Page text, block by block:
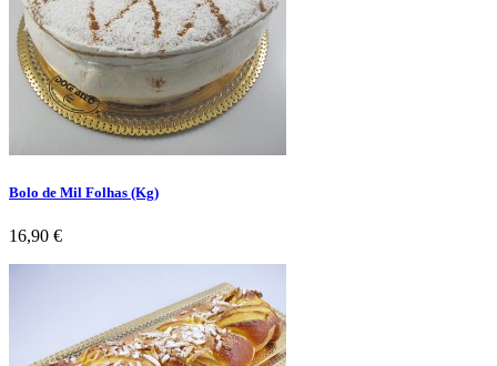
Bolo de Mil Folhas (Kg)
Preço
16,90 €